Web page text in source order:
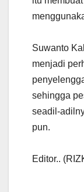
Suwanto
menjadi
sehingga
seadil-
pun.
Editor..